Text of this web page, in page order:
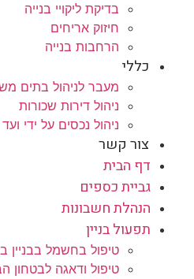
בדיקת ליקויי בנייה
חיזוק אריחים
הרחבות בנייה
כללי
מעבר לניהול בתים
ניהול דירות שכורות
ניהול נכסים על ידי ועד
צור קשר
דף הבית
גביית כספים
הנהלת חשבונות
תפעול בניין
טיפול בחשמל בבניין
טיפול ודאגה לבטחון